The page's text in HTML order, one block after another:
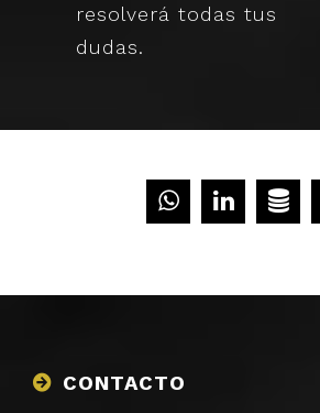
resolverá todas tus
dudas.
CONTACTO